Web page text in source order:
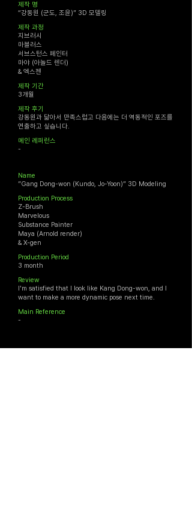
​제작 명
“강동원 (군도, 조윤)” 3D 모델링
​제작 과정
지브러시
마블러스
서브스턴스 페인터
마야 (아놀드 렌더)
& 엑스젠
​제작 기간
3개월
제작 후기
강동원과 닮아서 만족스럽고 다음에는 더 역동적인 포즈를
연출하고 싶습니다.
메인 ​레퍼런스​
-
Name
”Gang Dong-won (Kundo, Jo-Yoon)” 3D Modeling
Production Process
Z-Brush
Marvelous
Substance Painter
Maya (Arnold render)
& X-gen
Production Period
3 month
Review
I'm satisfied that I look like Kang Dong-won, and I
want to make a more dynamic pose next time.
Main Reference
-